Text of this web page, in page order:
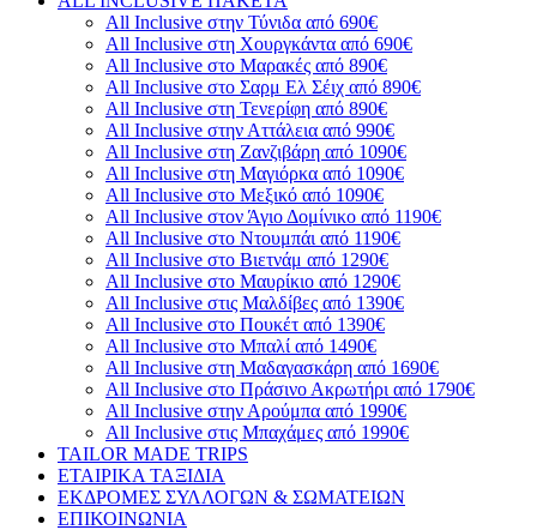
All Inclusive στην Τύνιδα από 690€
All Inclusive στη Χουργκάντα από 690€
All Inclusive στο Μαρακές από 890€
All Inclusive στο Σαρμ Ελ Σέιχ από 890€
All Inclusive στη Τενερίφη από 890€
All Inclusive στην Αττάλεια από 990€
All Inclusive στη Ζανζιβάρη από 1090€
All Inclusive στη Μαγιόρκα από 1090€
All Inclusive στο Μεξικό από 1090€
All Inclusive στον Άγιο Δομίνικο από 1190€
All Inclusive στο Ντουμπάι από 1190€
All Inclusive στο Βιετνάμ από 1290€
All Inclusive στο Μαυρίκιο από 1290€
All Inclusive στις Μαλδίβες από 1390€
All Inclusive στο Πουκέτ από 1390€
All Inclusive στο Μπαλί από 1490€
All Inclusive στη Μαδαγασκάρη από 1690€
All Inclusive στο Πράσινο Ακρωτήρι από 1790€
All Inclusive στην Αρούμπα από 1990€
All Inclusive στις Μπαχάμες από 1990€
TAILOR MADE TRIPS
ΕΤΑΙΡΙΚΑ ΤΑΞΙΔΙΑ
ΕΚΔΡΟΜΕΣ ΣΥΛΛΟΓΩΝ & ΣΩΜΑΤΕΙΩΝ
ΕΠΙΚΟΙΝΩΝΙΑ